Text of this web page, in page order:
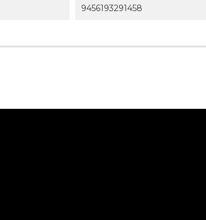
9456193291458